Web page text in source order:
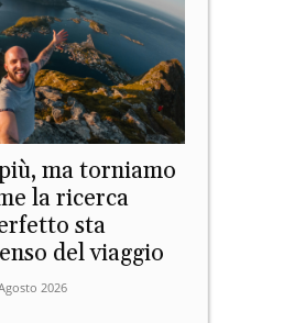
ma torniamo
la ricerca
sta
del viaggio
2026